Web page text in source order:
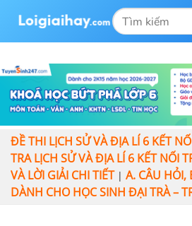
ĐỀ THI LỊCH SỬ VÀ ĐỊA LÍ 6 KẾT
TRA LỊCH SỬ VÀ ĐỊA LÍ 6 KẾT NỐI
VÀ LỜI GIẢI CHI TIẾT| A. CÂU HỎI,
DÀNH CHO HỌC SINH ĐẠI TRÀ –